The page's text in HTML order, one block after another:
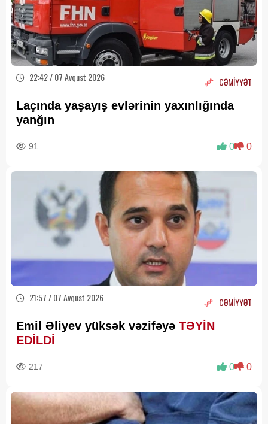
22:42 / 07 Avqust 2026 CƏMİYYƏT
Laçında yaşayış evlərinin yaxınlığında
yanğın
91 0 0
21:57 / 07 Avqust 2026 CƏMİYYƏT
Emil Əliyev yüksək vəzifəyə TƏYİN
EDİLDİ
217 0 0